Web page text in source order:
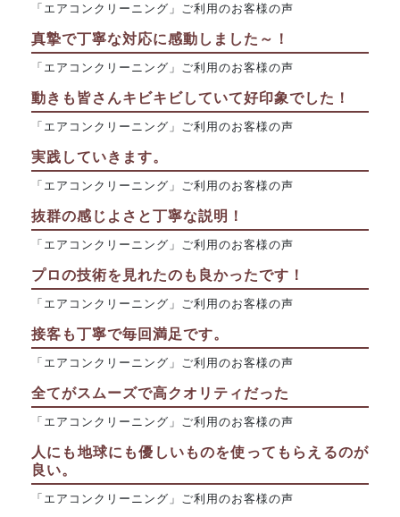
「エアコンクリーニング」ご利用のお客様の声
真摯で丁寧な対応に感動しました～！
「エアコンクリーニング」ご利用のお客様の声
動きも皆さんキビキビしていて好印象でした！
「エアコンクリーニング」ご利用のお客様の声
実践していきます。
「エアコンクリーニング」ご利用のお客様の声
抜群の感じよさと丁寧な説明！
「エアコンクリーニング」ご利用のお客様の声
プロの技術を見れたのも良かったです！
「エアコンクリーニング」ご利用のお客様の声
接客も丁寧で毎回満足です。
「エアコンクリーニング」ご利用のお客様の声
全てがスムーズで高クオリティだった
「エアコンクリーニング」ご利用のお客様の声
人にも地球にも優しいものを使ってもらえるのが
良い。
「エアコンクリーニング」ご利用のお客様の声